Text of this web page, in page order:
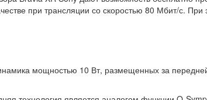
при трансляции со скоростью 80 Мбит/с.
мощностью 10 Вт, размещенных за